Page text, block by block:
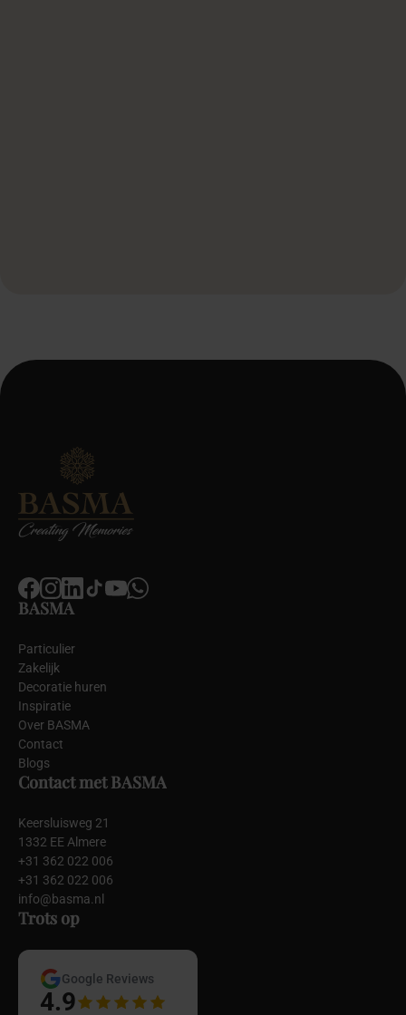
BASMA
Particulier
Zakelijk
Decoratie huren
Inspiratie
Over BASMA
Contact
Blogs
Contact met BASMA
Keersluisweg 21
1332 EE Almere
+31 362 022 006
+31 362 022 006
info@basma.nl
Trots op
Google Reviews
4.9